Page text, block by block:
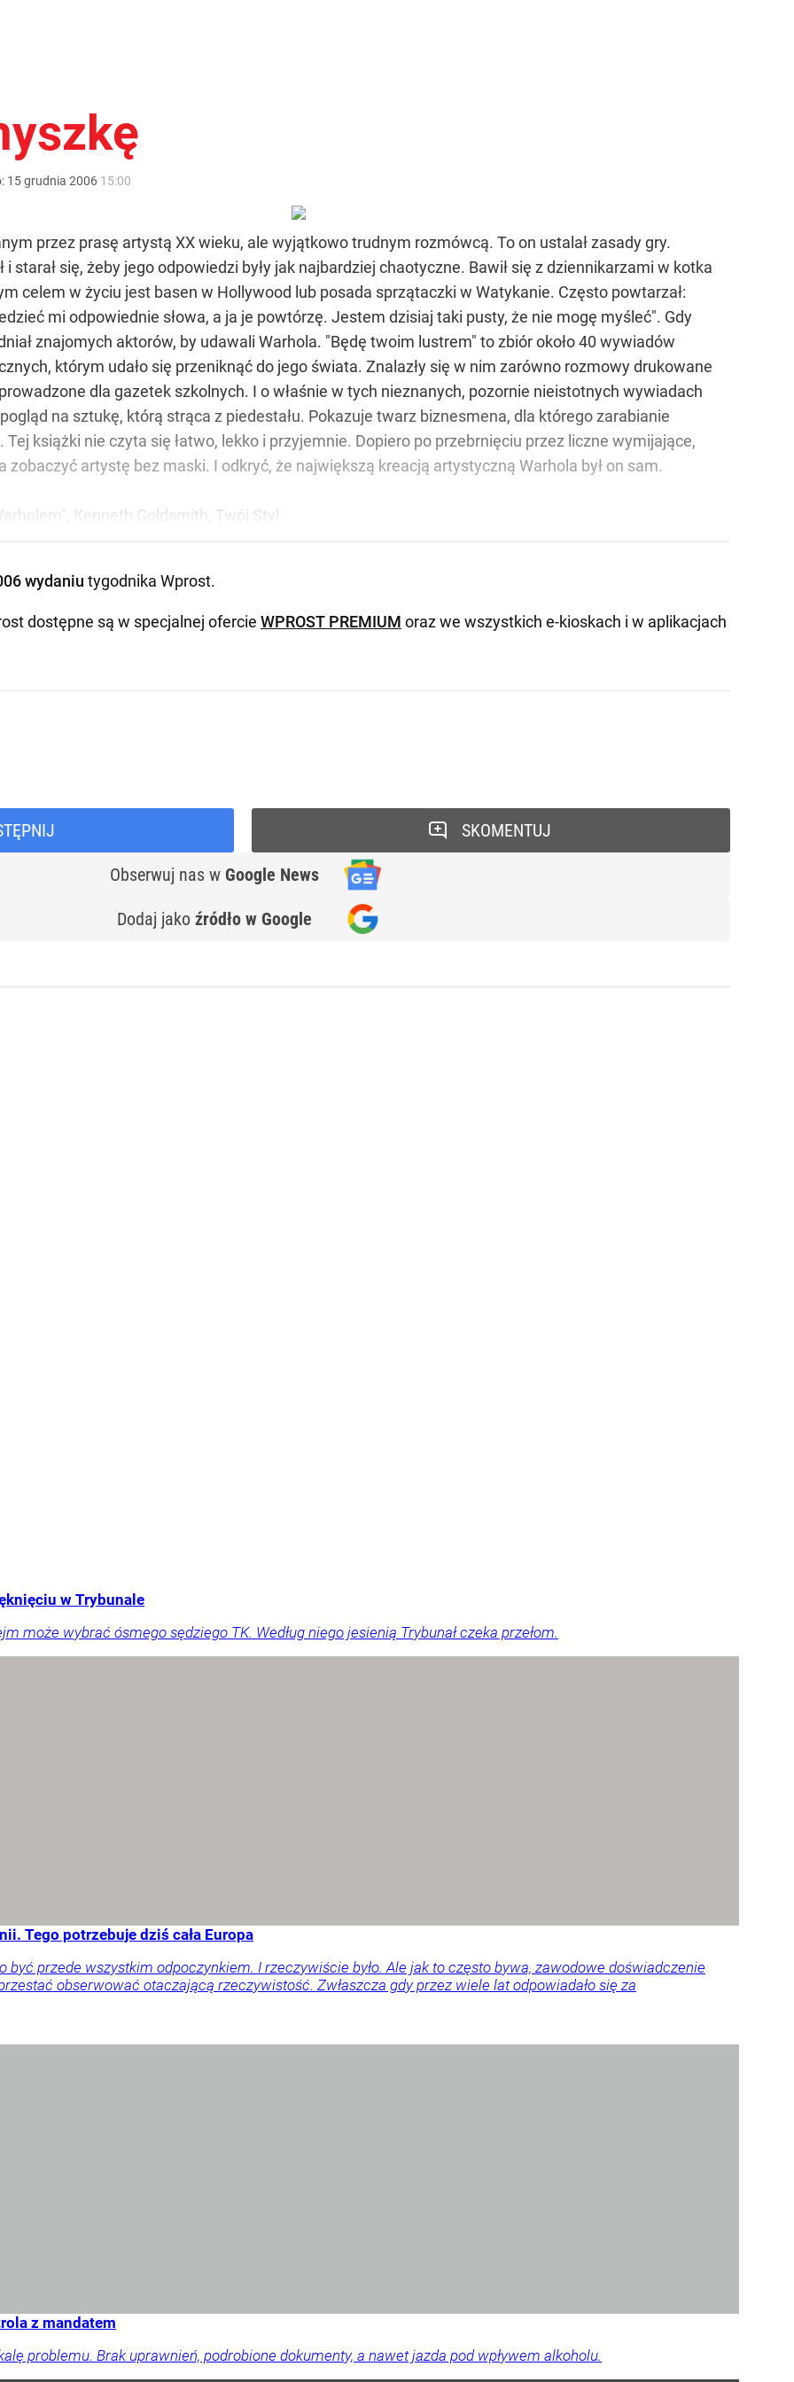
15grudnia 2006 15:00
przez prasę artystą XX wieku, ale wyjątkowo trudnym rozmówcą. To on ustalał zasady gry.
i starał się, żeby jego odpowiedzi były jak najbardziej chaotyczne. Bawił się z dziennikarzami w kotka
celem w życiu jest basen w Hollywood lub posada sprzątaczki w Watykanie. Często powtarzał:
mi odpowiednie słowa, a ja je powtórzę. Jestem dzisiaj taki pusty, że nie mogę myśleć". Gdy
znajomych aktorów, by udawali Warhola. "Będę twoim lustrem" to zbiór około 40 wywiadów
którym udało się przeniknąć do jego świata. Znalazły się w nim zarówno rozmowy drukowane
dla gazetek szkolnych. I o właśnie w tych nieznanych, pozornie nieistotnych wywiadach
na sztukę, którą strąca z piedestału. Pokazuje twarz biznesmena, dla którego zarabianie
Tej książki nie czyta się łatwo, lekko i przyjemnie. Dopiero po przebrnięciu przez liczne wymijające,
artystę bez maski. I odkryć, że największą kreacją artystyczną Warhola był on sam.
Kenneth Goldsmith, Twój Styl
wydaniu tygodnika Wprost.
dostępne są w specjalnej ofercie WPROST PREMIUM oraz we wszystkich e-kioskach i w aplikacjach
Obserwuj nas w Google News
Dodaj jako źródło w Google
SKOMENTUJ
w Trybunale
może wybrać ósmego sędziego TK. Według niego jesienią Trybunał czeka przełom.
Tego potrzebuje dziś cała Europa
być przede wszystkim odpoczynkiem. I rzeczywiście było. Ale jak to często bywa, zawodowe doświadczenie
obserwować otaczającą rzeczywistość. Zwłaszcza gdy przez wiele lat odpowiadało się za
z mandatem
problemu. Brak uprawnień, podrobione dokumenty, a nawet jazda pod wpływem alkoholu.